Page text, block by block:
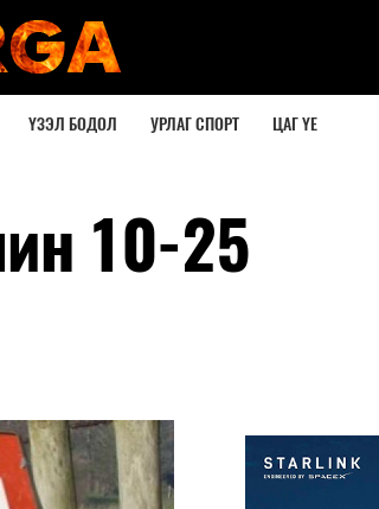
ҮЗЭЛ БОДОЛ УРЛАГ СПОРТ ЦАГ ҮЕ
10-25